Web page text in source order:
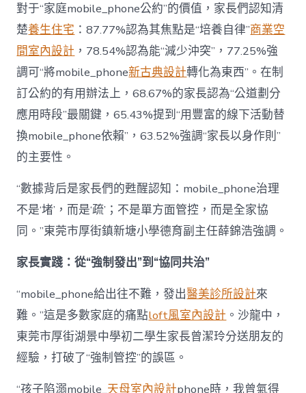
對于“家庭mobile_phone公約”的價值，家長們認知清
楚養生住宅 ：87.77%認為其焦點是“培養自律”商業空
間室內設計 ，78.54%認為能“減少沖突”，77.25%強
調可“將mobile_phone新古典設計轉化為東西”。在制
訂公約的有用辦法上，68.67%的家長認為“公道劃分
應用時段”最關鍵，65.43%提到“用豐富的線下活動替
換mobile_phone依賴”，63.52%強調“家長以身作則”
的主要性。
“數據背后是家長們的甦醒認知：mobile_phone治理
不是‘堵’，而是‘疏’；不是單方面管控，而是全家協
同。”東莞市厚街鎮新塘小學德育副主任薛錦浩強調。
家長實踐：從“強制發出”到“協同共治”
“mobile_phone給出往不難，發出醫美診所設計來
難。”這是多數家庭的痛點loft風室內設計 。沙龍中，
東莞市厚街湖景中學初二學生家長曾潔玲分送朋友的
經驗，打破了“強制管控”的誤區。
“孩子陷溺mobile_天母室內設計phone時，我曾氣得